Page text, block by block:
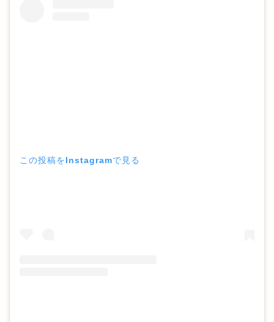
この投稿をInstagramで見る